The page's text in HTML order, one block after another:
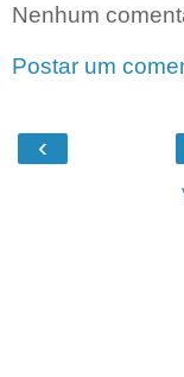
Nenhum
Postar um
‹